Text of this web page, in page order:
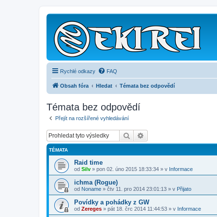
Rychlé odkazy FAQ
Obsah fóra Hledat Témata bez odpovědí
Témata bez odpovědí
Přejít na rozšířené vyhledávání
Hledat
TÉMATA
Raid time
od Silv » pon 02. úno 2015 18:33:34 » v Informace
ichma (Rogue)
od Noname » čtv 11. pro 2014 23:01:13 » v Přijato
Povídky a pohádky z GW
od Zereges » pát 18. črc 2014 11:44:53 » v Informace